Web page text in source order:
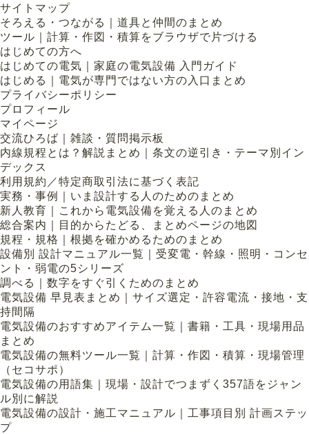
サイトマップ
そろえる・つながる｜道具と仲間のまとめ
ツール｜計算・作図・積算をブラウザで片づける
はじめての方へ
はじめての電気｜家庭の電気設備 入門ガイド
はじめる｜電気が専門ではない方の入口まとめ
プライバシーポリシー
プロフィール
マイページ
交流ひろば｜雑談・質問掲示板
内線規程とは？解説まとめ｜条文の逆引き・テーマ別イン
デックス
利用規約／特定商取引法に基づく表記
実務・事例｜いま設計する人のためのまとめ
新人教育｜これから電気設備を覚える人のまとめ
総合案内｜目的からたどる、まとめページの地図
規程・規格｜根拠を確かめるためのまとめ
設備別 設計マニュアル一覧｜受変電・幹線・照明・コンセ
ント・弱電の5シリーズ
調べる｜数字をすぐ引くためのまとめ
電気設備 早見表まとめ｜サイズ選定・許容電流・接地・支
持間隔
電気設備のおすすめアイテム一覧｜書籍・工具・現場用品
まとめ
電気設備の無料ツール一覧｜計算・作図・積算・現場管理
（セコサポ）
電気設備の用語集｜現場・設計でつまずく357語をジャン
ル別に解説
電気設備の設計・施工マニュアル｜工事項目別 計画ステッ
プ